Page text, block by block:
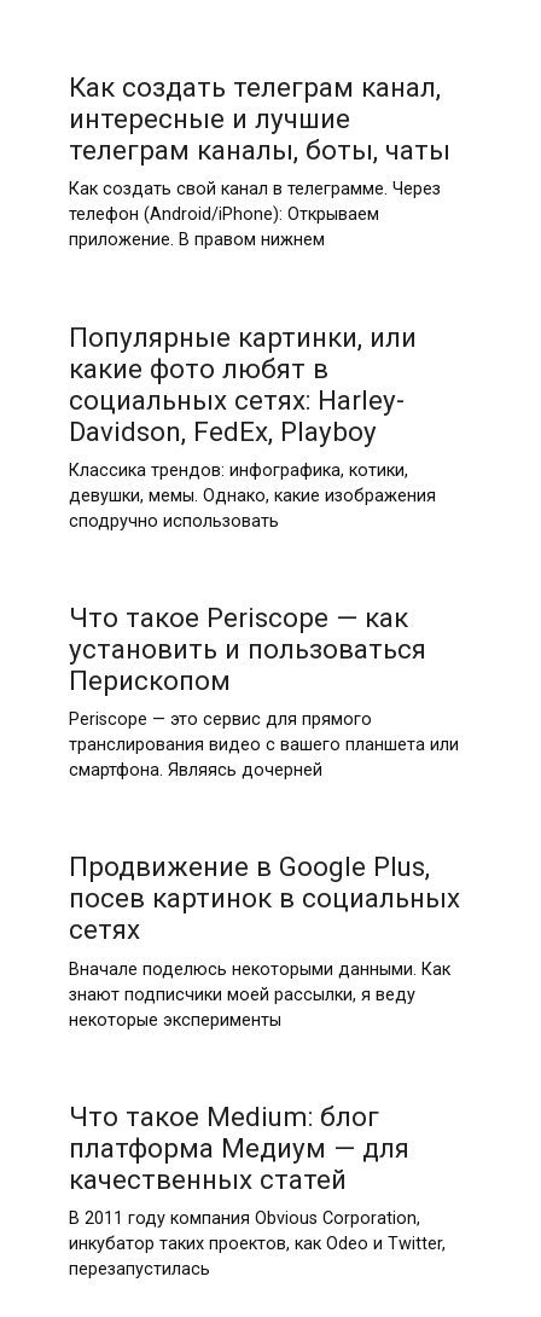
Как создать телеграм канал,
интересные и лучшие
телеграм каналы, боты, чаты
Как создать свой канал в телеграмме. Через
телефон (Android/iPhone): Открываем
приложение. В правом нижнем
Популярные картинки, или
какие фото любят в
социальных сетях: Harley-
Davidson, FedEx, Playboy
Классика трендов: инфографика, котики,
девушки, мемы. Однако, какие изображения
сподручно использовать
Что такое Periscope — как
установить и пользоваться
Перископом
Periscope — это сервис для прямого
транслирования видео с вашего планшета или
смартфона. Являясь дочерней
Продвижение в Google Plus,
посев картинок в социальных
сетях
Вначале поделюсь некоторыми данными. Как
знают подписчики моей рассылки, я веду
некоторые эксперименты
Что такое Medium: блог
платформа Медиум — для
качественных статей
В 2011 году компания Obvious Corporation,
инкубатор таких проектов, как Odeo и Twitter,
перезапустилась